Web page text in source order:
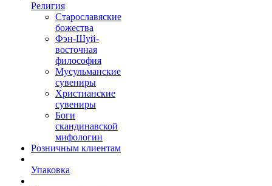
Религия
Старославяские
божества
Фэн-Шуй-
восточная
философия
Мусульманские
сувениры
Христианские
сувениры
Боги
скандинавской
мифологии
Розничным клиентам
Упаковка